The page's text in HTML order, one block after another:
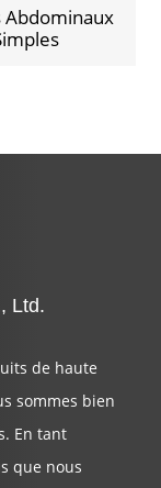
Abdominaux
Ltd.
de haute
sommes bien
En tant
que nous